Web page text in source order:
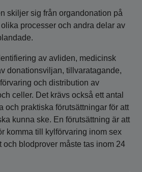
skiljer sig från organdonation på
processer och andra delar av
av avliden, medicinsk
donationsviljan, tillvaratagande,
och distribution av
celler. Det krävs också ett antal
och praktiska förutsättningar för att
kunna ske. En förutsättning är att
komma till kylförvaring inom sex
och blodprover måste tas inom 24